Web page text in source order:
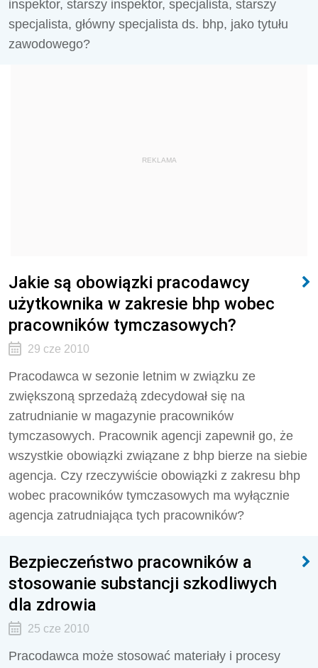
inspektor, starszy inspektor, specjalista, starszy
specjalista, główny specjalista ds. bhp, jako tytułu
zawodowego?
REKLAMA
Jakie są obowiązki pracodawcy
użytkownika w zakresie bhp wobec
pracowników tymczasowych?
29 cze 2010
Pracodawca w sezonie letnim w związku ze
zwiększoną sprzedażą zdecydował się na
zatrudnianie w magazynie pracowników
tymczasowych. Pracownik agencji zapewnił go, że
wszystkie obowiązki związane z bhp bierze na siebie
agencja. Czy rzeczywiście obowiązki z zakresu bhp
wobec pracowników tymczasowych ma wyłącznie
agencja zatrudniająca tych pracowników?
Bezpieczeństwo pracowników a
stosowanie substancji szkodliwych
dla zdrowia
25 cze 2010
Pracodawca może stosować materiały i procesy